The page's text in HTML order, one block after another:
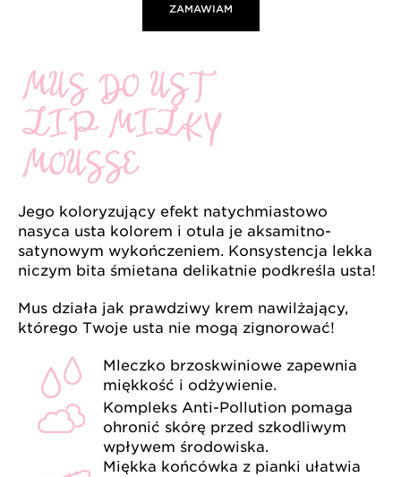
Jego koloryzujący efekt natychmiastowo
nasyca usta kolorem i otula je aksamitno-
satynowym wykończeniem. Konsystencja lekka
niczym bita śmietana delikatnie podkreśla usta!
ZAMAWIAM
Mus działa jak prawdziwy krem nawilżający,
którego Twoje usta nie mogą zignorować!
Mleczko brzoskwiniowe zapewnia
miękkość i odżywienie.
Kompleks Anti-Pollution pomaga
ohronić skórę przed szkodliwym
wpływem środowiska.
Miękka końcówka z pianki ułatwia